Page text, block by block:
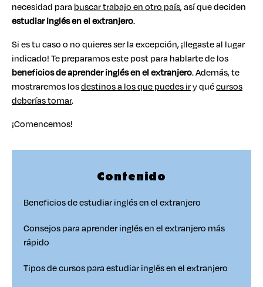
necesidad para buscar trabajo en otro país, así que deciden
estudiar inglés en el extranjero.
Si es tu caso o no quieres ser la excepción, ¡llegaste al lugar
indicado! Te preparamos este post para hablarte de los
beneficios de aprender inglés en el extranjero. Además, te
mostraremos losdestinos a los que puedes iry quécursos
deberías tomar.
¡Comencemos!
Contenido
Beneficios de estudiar inglés en el extranjero
Consejos para aprender inglés en el extranjero más
rápido
Tipos de cursos para estudiar inglés en el extranjero